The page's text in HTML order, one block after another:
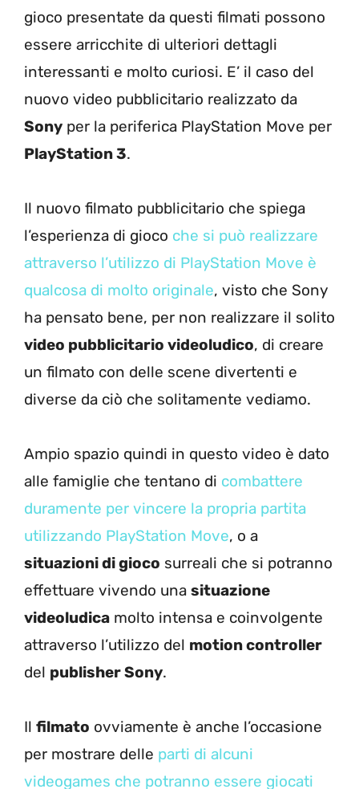
gioco presentate da questi filmati possono
essere arricchite di ulteriori dettagli
interessanti e molto curiosi. E’ il caso del
nuovo video pubblicitario realizzato da
Sony per la periferica PlayStation Move per
PlayStation 3.
Il nuovo filmato pubblicitario che spiega
l’esperienza di gioco che si può realizzare
attraverso l’utilizzo di PlayStation Move è
qualcosa di molto originale, visto che Sony
ha pensato bene, per non realizzare il solito
video pubblicitario videoludico, di creare
un filmato con delle scene divertenti e
diverse da ciò che solitamente vediamo.
Ampio spazio quindi in questo video è dato
alle famiglie che tentano di combattere
duramente per vincere la propria partita
utilizzando PlayStation Move, o a
situazioni di gioco surreali che si potranno
effettuare vivendo una situazione
videoludica molto intensa e coinvolgente
attraverso l’utilizzo del motion controller
del publisher Sony.
Il filmato ovviamente è anche l’occasione
per mostrare delle parti di alcuni
videogames che potranno essere giocati